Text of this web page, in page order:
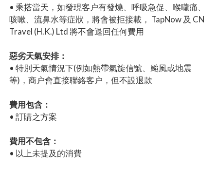
• 乘搭當天，如發現客户有發燒、呼吸急促、喉嚨痛、
咳嗽、流鼻水等症狀，將會被拒接載， TapNow 及 CN
Travel (H.K.) Ltd 將不會退回任何費用
惡劣天氣安排：
• 特別天氣情況下(例如熱帶氣旋信號、颱風或地震
等)，商户會直接聯絡客户，但不設退款
費用包含：
• 訂購之方案
費用不包含：
• 以上未提及的消費